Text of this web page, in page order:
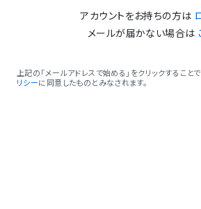
アカウントをお持ちの方は
メールが届かない場合は
上記の「メールアドレスで始める」をクリックすることで
リシーに同意したものとみなされます。